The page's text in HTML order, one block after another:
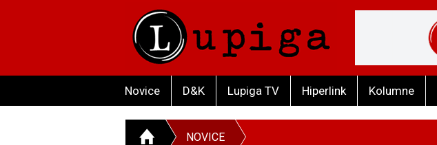
Novice D&K Lupiga TV Hiperlink Kolumne
NOVICE